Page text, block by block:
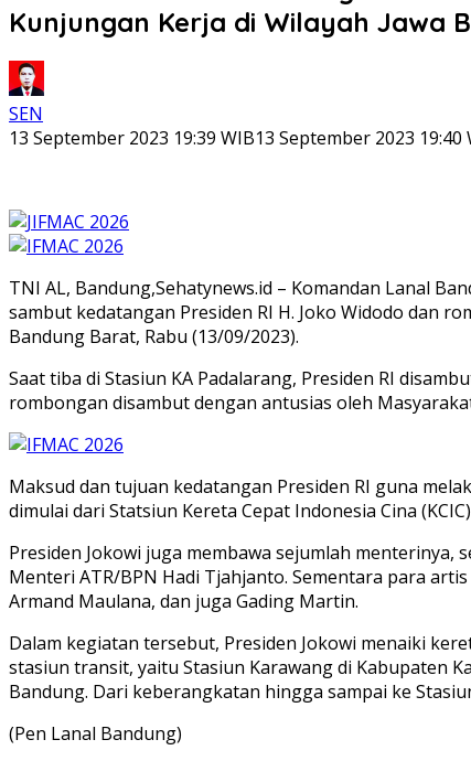
Kunjungan Kerja di Wilayah Jawa
SEN
13 September 2023 19:39 WIB13 September 2023 19:40
TNI AL, Bandung,Sehatynews.id – Komandan Lanal
sambut kedatangan Presiden RI H. Joko Widodo dan
Bandung Barat, Rabu (13/09/2023).
Saat tiba di Stasiun KA Padalarang, Presiden RI
rombongan disambut dengan antusias oleh
Maksud dan tujuan kedatangan Presiden RI guna
dimulai dari Statsiun Kereta Cepat Indonesia Cina
Presiden Jokowi juga membawa sejumlah
Menteri ATR/BPN Hadi Tjahjanto. Sementara para
Armand Maulana, dan juga Gading Martin.
Dalam kegiatan tersebut, Presiden Jokowi menaiki
stasiun transit, yaitu Stasiun Karawang di Kabupaten
Bandung. Dari keberangkatan hingga sampai ke
(Pen Lanal Bandung)